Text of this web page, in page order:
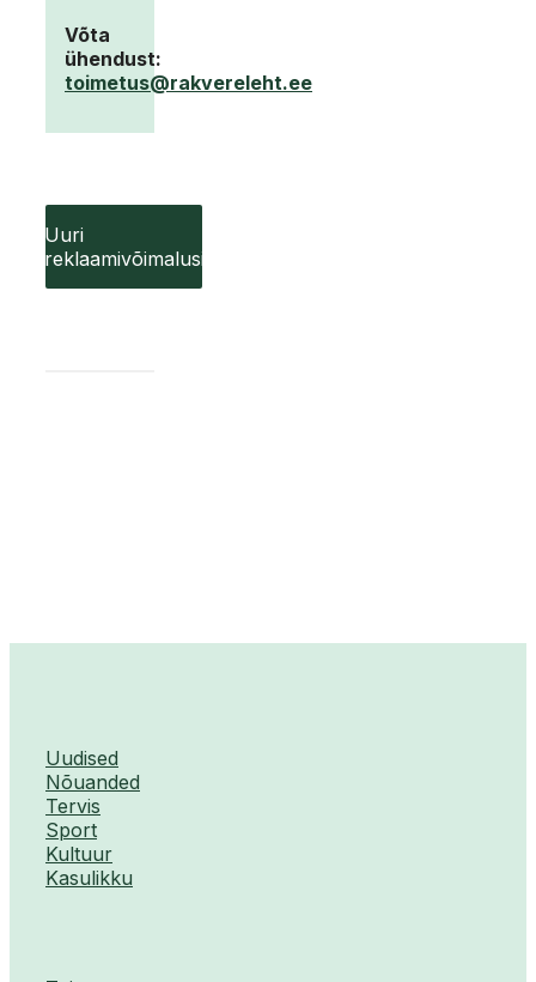
Võta
ühendust:
toimetus@rakvereleht.ee
Uuri
reklaamivõimalusi
Uudised
Nõuanded
Tervis
Sport
Kultuur
Kasulikku